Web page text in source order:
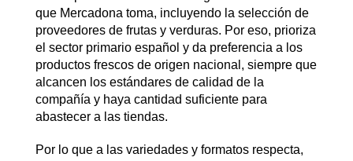
que Mercadona toma, incluyendo la selección de
proveedores de frutas y verduras. Por eso, prioriza
el sector primario español y da preferencia a los
productos frescos de origen nacional, siempre que
alcancen los estándares de calidad de la
compañía y haya cantidad suficiente para
abastecer a las tiendas.
Por lo que a las variedades y formatos respecta,